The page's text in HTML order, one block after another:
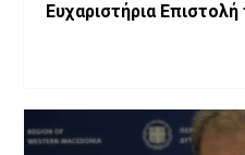
Ευχαριστήρια